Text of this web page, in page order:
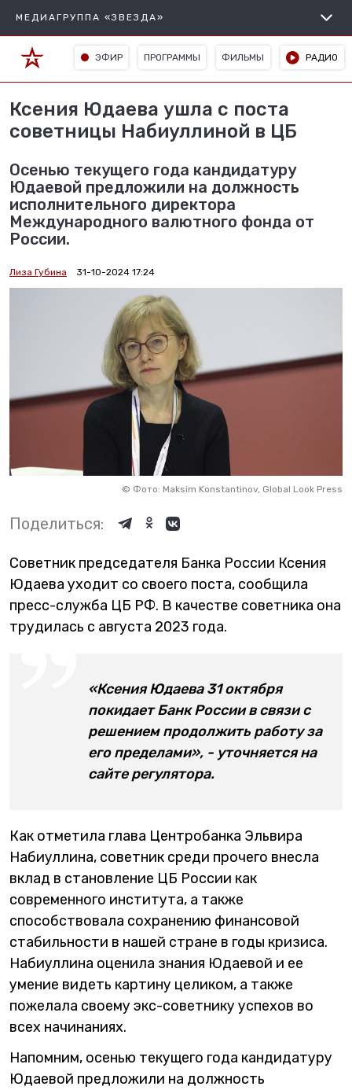
МЕДИАГРУППА «ЗВЕЗДА»
ЭФИР ПРОГРАММЫ ФИЛЬМЫ РАДИО
Ксения Юдаева ушла с поста
советницы Набиуллиной в ЦБ
Осенью текущего года кандидатуру
Юдаевой предложили на должность
исполнительного директора
Международного валютного фонда от
России.
Лиза Губина 31-10-2024 17:24
© Фото: Maksim Konstantinov, Global Look Press
Поделиться:
Советник председателя Банка России Ксения
Юдаева уходит со своего поста, сообщила
пресс-служба ЦБ РФ. В качестве советника она
трудилась с августа 2023 года.
«Ксения Юдаева 31 октября
покидает Банк России в связи с
решением продолжить работу за
его пределами», - уточняется на
сайте регулятора.
Как отметила глава Центробанка Эльвира
Набиуллина, советник среди прочего внесла
вклад в становление ЦБ России как
современного института, а также
способствовала сохранению финансовой
стабильности в нашей стране в годы кризиса.
Набиуллина оценила знания Юдаевой и ее
умение видеть картину целиком, а также
пожелала своему экс-советнику успехов во
всех начинаниях.
Напомним, осенью текущего года кандидатуру
Юдаевой предложили на должность